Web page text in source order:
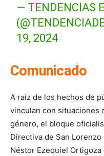
— TENDENCIAS
19, 2024
Comunicado
A raíz de los hechos de
vinculan con situaciones
género, el bloque
Directiva de San
Néstor Ezequiel